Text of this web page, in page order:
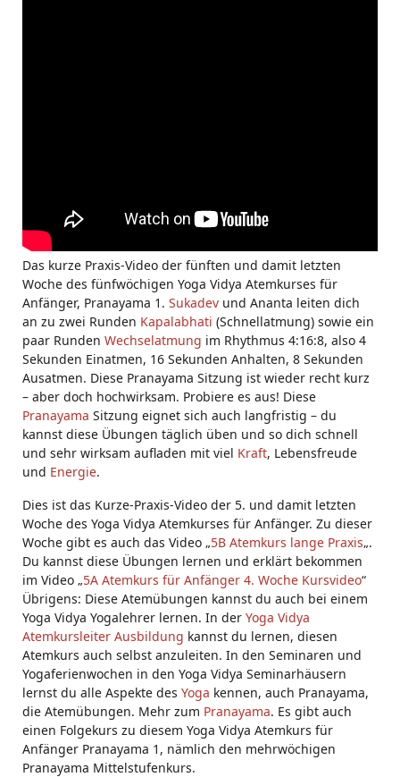
Das kurze Praxis-Video der fünften und damit letzten
Woche des fünfwöchigen Yoga Vidya Atemkurses für
Anfänger, Pranayama 1. Sukadev und Ananta leiten dich
an zu zwei Runden Kapalabhati (Schnellatmung) sowie ein
paar Runden Wechselatmung im Rhythmus 4:16:8, also 4
Sekunden Einatmen, 16 Sekunden Anhalten, 8 Sekunden
Ausatmen. Diese Pranayama Sitzung ist wieder recht kurz
– aber doch hochwirksam. Probiere es aus! Diese
Pranayama Sitzung eignet sich auch langfristig – du
kannst diese Übungen täglich üben und so dich schnell
und sehr wirksam aufladen mit viel Kraft, Lebensfreude
und Energie.
Dies ist das Kurze-Praxis-Video der 5. und damit letzten
Woche des Yoga Vidya Atemkurses für Anfänger. Zu dieser
Woche gibt es auch das Video „5B Atemkurs lange Praxis„.
Du kannst diese Übungen lernen und erklärt bekommen
im Video „5A Atemkurs für Anfänger 4. Woche Kursvideo“
Übrigens: Diese Atemübungen kannst du auch bei einem
Yoga Vidya Yogalehrer lernen. In der Yoga Vidya
Atemkursleiter Ausbildung kannst du lernen, diesen
Atemkurs auch selbst anzuleiten. In den Seminaren und
Yogaferienwochen in den Yoga Vidya Seminarhäusern
lernst du alle Aspekte des Yoga kennen, auch Pranayama,
die Atemübungen. Mehr zum Pranayama. Es gibt auch
einen Folgekurs zu diesem Yoga Vidya Atemkurs für
Anfänger Pranayama 1, nämlich den mehrwöchigen
Pranayama Mittelstufenkurs.